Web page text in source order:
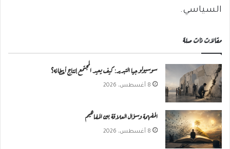
السياسي.
مقالات ذات صلة
سوسيولوجيا التبرير: كيف يعيد المجتمع إنتاج أخطائه؟
8 أغسطس، 2026
المفهمة وسؤال العلاقة بين المفاهيم
8 أغسطس، 2026